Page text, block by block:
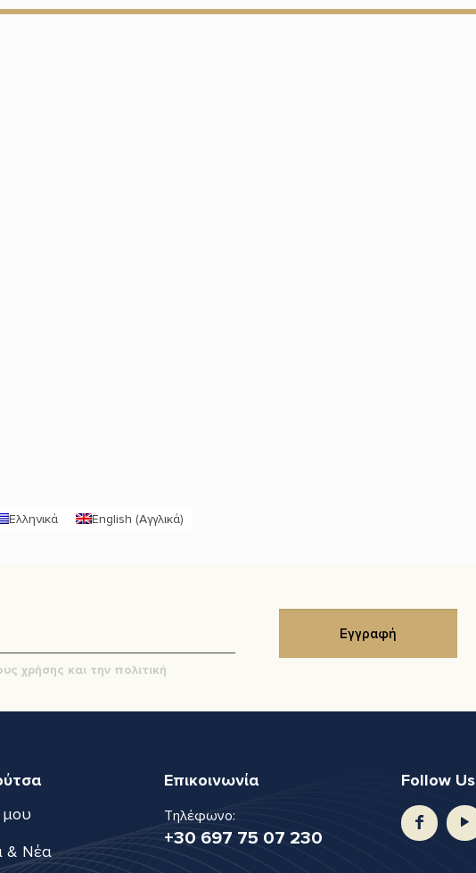
χρήσης και την πολιτική
& Νέα
Επικοινωνία
Τηλέφωνο:
+30 697 75 07 230
Follow Us
Ελληνικά
English (Αγγλικά)